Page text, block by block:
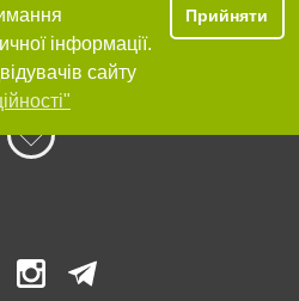
інформації.
сайту
Прийняти